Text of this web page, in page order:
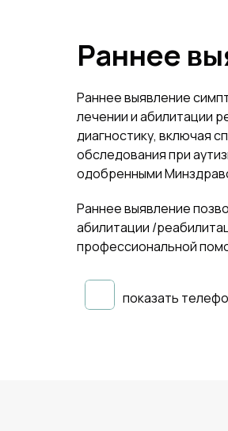
показать
Раннее
Раннее выявление
абилитации /
профессиональной
Раннее выявление
лечении и абилитации
диагностику, включая
обследования при
одобренными